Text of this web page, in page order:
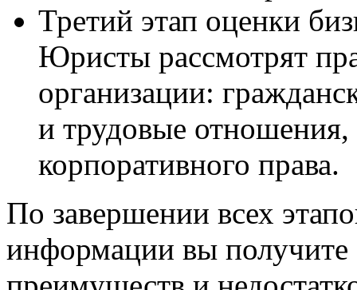
Третий этап оценки
Юристы рассмотрят
организации:
и трудовые отношения,
корпоративного права.
По завершении всех
информации вы получите